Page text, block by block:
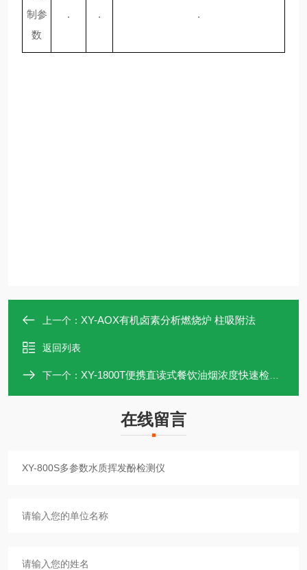
制参
数
. . .
上一个： XY-AOX有机卤素分析燃烧炉 柱吸附法
返回列表
下一个： XY-1800T便携直读式餐饮油烟浓度快速检测仪
在线留言